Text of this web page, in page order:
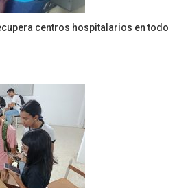
centros hospitalarios en todo